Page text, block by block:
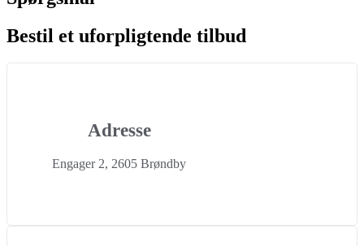
Bestil et uforpligtende tilbud
Adresse
Engager 2, 2605 Brøndby